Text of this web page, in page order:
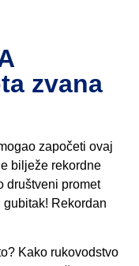
zvana
započeti ovaj
bilježe rekordne
društveni promet
Rekordan
Kako rukovodstvo